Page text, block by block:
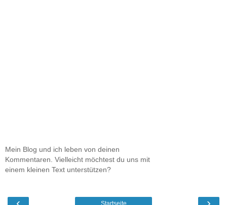
Mein Blog und ich leben von deinen
Kommentaren. Vielleicht möchtest du uns mit
einem kleinen Text unterstützen?